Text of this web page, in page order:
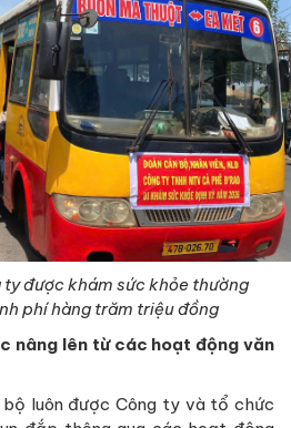
tyđược khám sức khỏe thường
phí hàng trăm triệu đồng
nâng lên từ các hoạt động văn
luôn được Công ty và tổ chức